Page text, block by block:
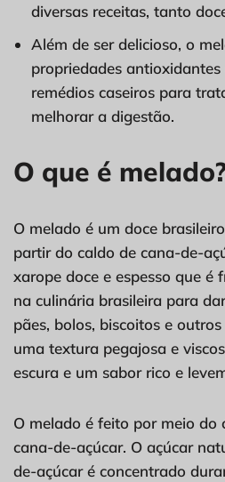
diversas receitas, tanto
Além de ser delicioso, o
propriedades
remédios caseiros para
melhorar a digestão.
O que é
O melado é um doce
partir do caldo de cana-de-
xarope doce e espesso que é
na culinária brasileira para
pães, bolos, biscoitos e
uma textura pegajosa e
escura e um sabor rico e
O melado é feito por meio do
cana-de-açúcar. O açúcar
de-açúcar é concentrado